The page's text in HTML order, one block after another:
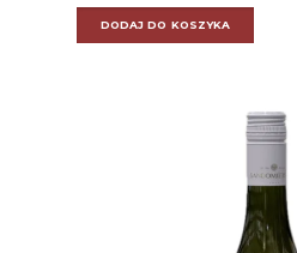
DODAJ DO KOSZYKA